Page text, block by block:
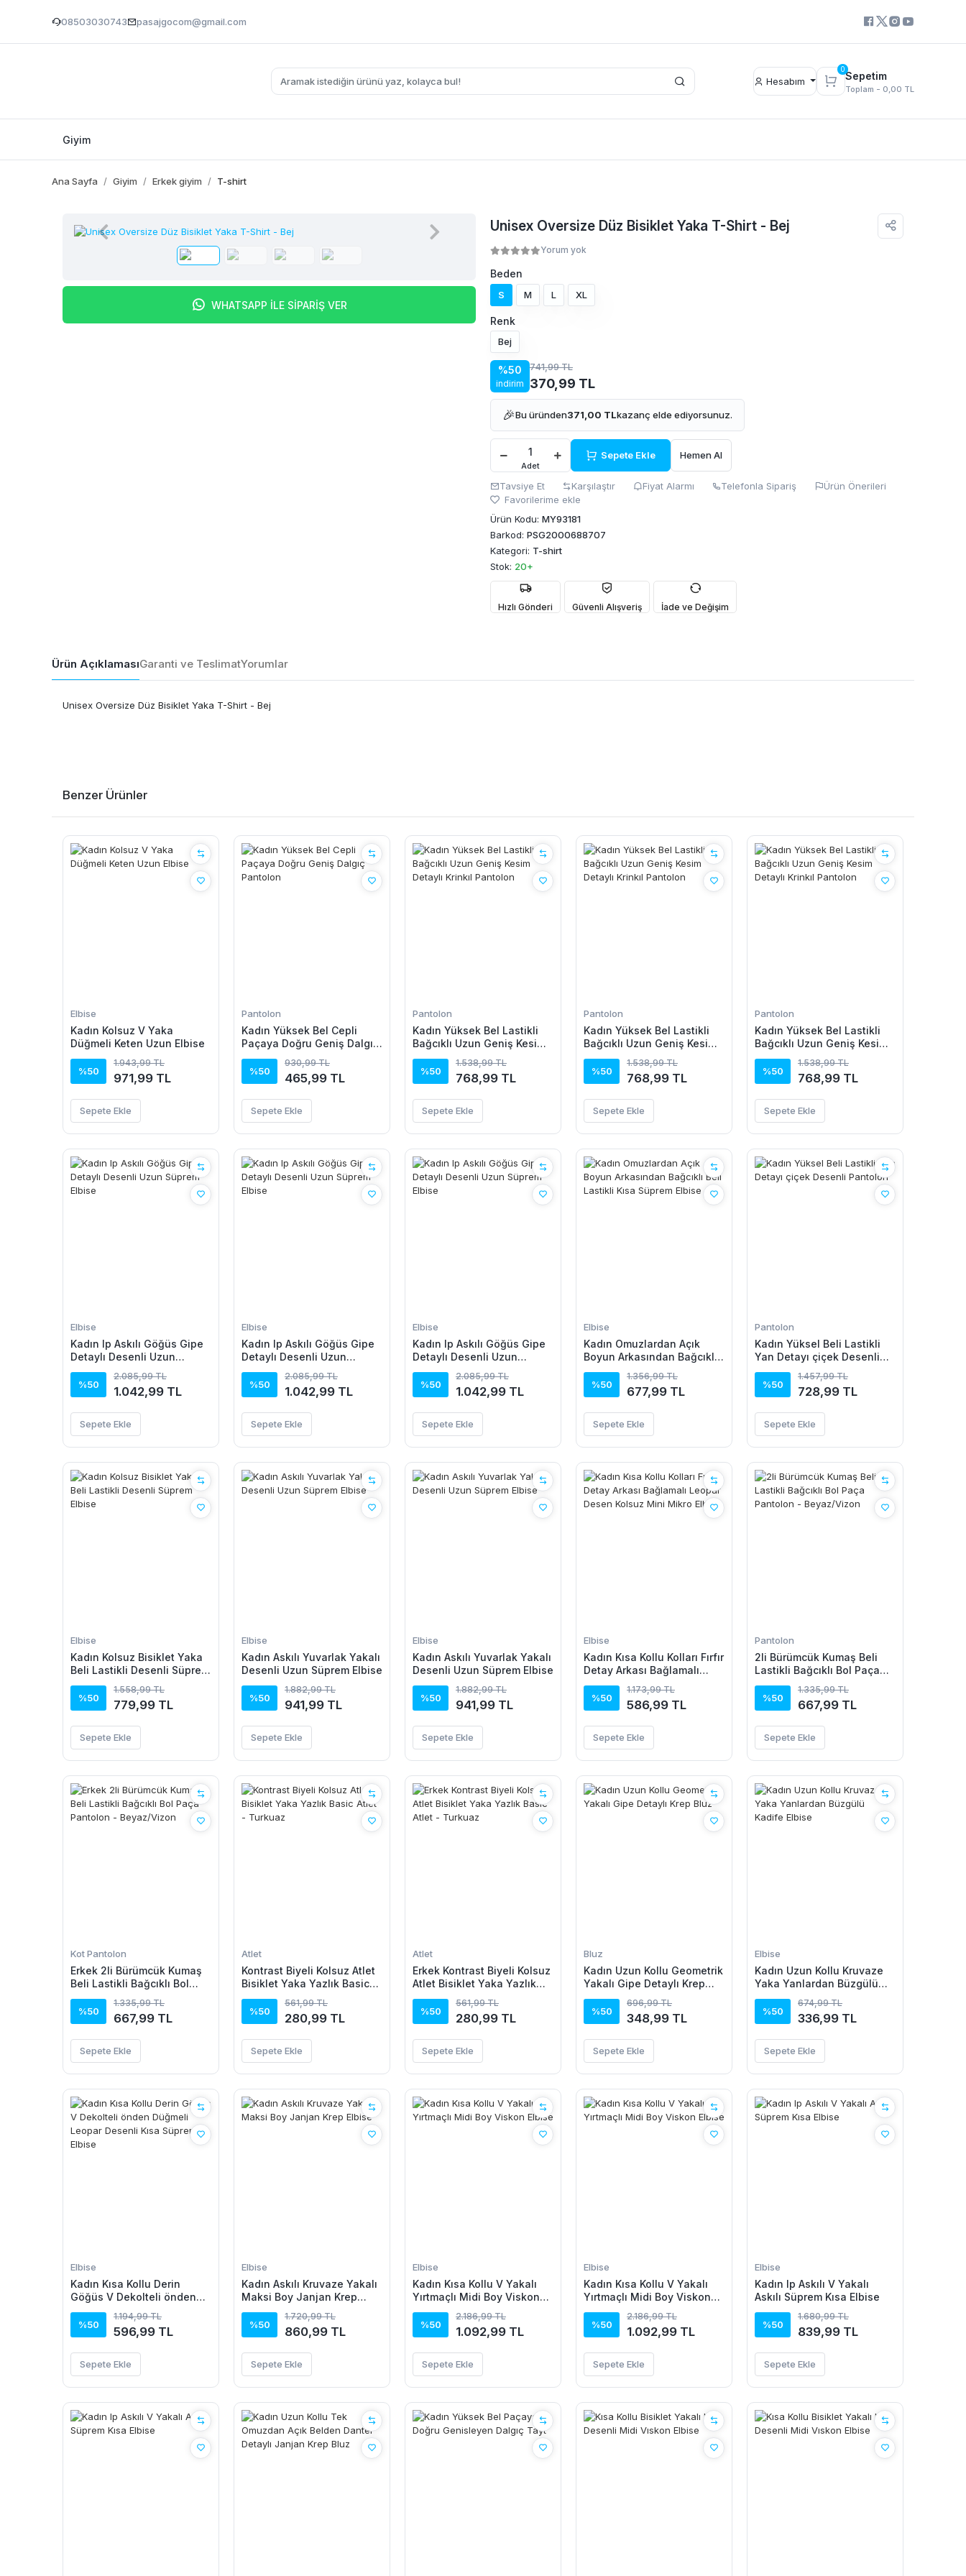
08503030743 pasajgocom@gmail.com
Hesabım
0
Sepetim
Toplam - 0,00 TL
Giyim
Ana Sayfa Giyim Erkek giyim T-shirt
WHATSAPP İLE SİPARİŞ VER
Unisex Oversize Düz Bisiklet Yaka T-Shirt - Bej
Yorum yok
Beden
S M L XL
Renk
Bej
%50
indirim
741,99 TL
370,99 TL
🎉Bu üründen371,00 TLkazanç elde ediyorsunuz.
Adet
Sepete Ekle Hemen Al
Tavsiye Et Karşılaştır Fiyat Alarmı Telefonla Sipariş
Ürün Önerileri
Favorilerime ekle
Ürün Kodu: MY93181
Barkod: PSG2000688707
Kategori: T-shirt
Stok: 20+
Hızlı Gönderi Güvenli Alışveriş İade ve Değişim
Ürün AçıklamasıGaranti ve TeslimatYorumlar
Unisex Oversize Düz Bisiklet Yaka T-Shirt - Bej
Benzer Ürünler
Elbise
Kadın Kolsuz V Yaka
Düğmeli Keten Uzun Elbise
%50
1.943,99 TL
971,99 TL
Sepete Ekle
Pantolon
Kadın Yüksek Bel Cepli
Paçaya Doğru Geniş Dalgıç
Pantolon
%50
930,99 TL
465,99 TL
Sepete Ekle
Pantolon
Kadın Yüksek Bel Lastikli
Bağcıklı Uzun Geniş Kesim
Detaylı Krinkıl Pantolon
%50
1.538,99 TL
768,99 TL
Sepete Ekle
Pantolon
Kadın Yüksek Bel Lastikli
Bağcıklı Uzun Geniş Kesim
Detaylı Krinkıl Pantolon
%50
1.538,99 TL
768,99 TL
Sepete Ekle
Pantolon
Kadın Yüksek Bel Lastikli
Bağcıklı Uzun Geniş Kesim
Detaylı Krinkıl Pantolon
%50
1.538,99 TL
768,99 TL
Sepete Ekle
Elbise
Kadın Ip Askılı Göğüs Gipe
Detaylı Desenli Uzun
Süprem Elbise
%50
2.085,99 TL
1.042,99 TL
Sepete Ekle
Elbise
Kadın Ip Askılı Göğüs Gipe
Detaylı Desenli Uzun
Süprem Elbise
%50
2.085,99 TL
1.042,99 TL
Sepete Ekle
Elbise
Kadın Ip Askılı Göğüs Gipe
Detaylı Desenli Uzun
Süprem Elbise
%50
2.085,99 TL
1.042,99 TL
Sepete Ekle
Elbise
Kadın Omuzlardan Açık
Boyun Arkasından Bağcıklı
Beli Lastikli Kısa Süprem
Elbise
%50
1.356,99 TL
677,99 TL
Sepete Ekle
Pantolon
Kadın Yüksel Beli Lastikli
Yan Detayı çiçek Desenli
Pantolon
%50
1.457,99 TL
728,99 TL
Sepete Ekle
Elbise
Kadın Kolsuz Bisiklet Yaka
Beli Lastikli Desenli Süprem
Elbise
%50
1.558,99 TL
779,99 TL
Sepete Ekle
Elbise
Kadın Askılı Yuvarlak Yakalı
Desenli Uzun Süprem Elbise
%50
1.882,99 TL
941,99 TL
Sepete Ekle
Elbise
Kadın Askılı Yuvarlak Yakalı
Desenli Uzun Süprem Elbise
%50
1.882,99 TL
941,99 TL
Sepete Ekle
Elbise
Kadın Kısa Kollu Kolları Fırfır
Detay Arkası Bağlamalı
Leopar Desen Kolsuz Mini
Mikro Elbise
%50
1.173,99 TL
586,99 TL
Sepete Ekle
Pantolon
2li Bürümcük Kumaş Beli
Lastikli Bağcıklı Bol Paça
Pantolon - Beyaz/Vizon
%50
1.335,99 TL
667,99 TL
Sepete Ekle
Kot Pantolon
Erkek 2li Bürümcük Kumaş
Beli Lastikli Bağcıklı Bol
Paça Pantolon -
Beyaz/Vizon
%50
1.335,99 TL
667,99 TL
Sepete Ekle
Atlet
Kontrast Biyeli Kolsuz Atlet
Bisiklet Yaka Yazlık Basic
Atlet - Turkuaz
%50
561,99 TL
280,99 TL
Sepete Ekle
Atlet
Erkek Kontrast Biyeli Kolsuz
Atlet Bisiklet Yaka Yazlık
Basic Atlet - Turkuaz
%50
561,99 TL
280,99 TL
Sepete Ekle
Bluz
Kadın Uzun Kollu Geometrik
Yakalı Gipe Detaylı Krep
Bluz
%50
696,99 TL
348,99 TL
Sepete Ekle
Elbise
Kadın Uzun Kollu Kruvaze
Yaka Yanlardan Büzgülü
Kadife Elbise
%50
674,99 TL
336,99 TL
Sepete Ekle
Elbise
Kadın Kısa Kollu Derin
Göğüs V Dekolteli önden
Düğmeli Leopar Desenli
Kısa Süprem Elbise
%50
1.194,99 TL
596,99 TL
Sepete Ekle
Elbise
Kadın Askılı Kruvaze Yakalı
Maksi Boy Janjan Krep
Elbise
%50
1.720,99 TL
860,99 TL
Sepete Ekle
Elbise
Kadın Kısa Kollu V Yakalı
Yırtmaçlı Midi Boy Viskon
Elbise
%50
2.186,99 TL
1.092,99 TL
Sepete Ekle
Elbise
Kadın Kısa Kollu V Yakalı
Yırtmaçlı Midi Boy Viskon
Elbise
%50
2.186,99 TL
1.092,99 TL
Sepete Ekle
Elbise
Kadın Ip Askılı V Yakalı
Askılı Süprem Kısa Elbise
%50
1.680,99 TL
839,99 TL
Sepete Ekle